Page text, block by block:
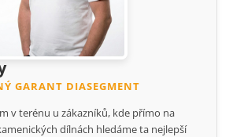
GARANT DIASEGMENT
v terénu u zákazníků, kde přímo na
dílnách hledáme ta nejlepší